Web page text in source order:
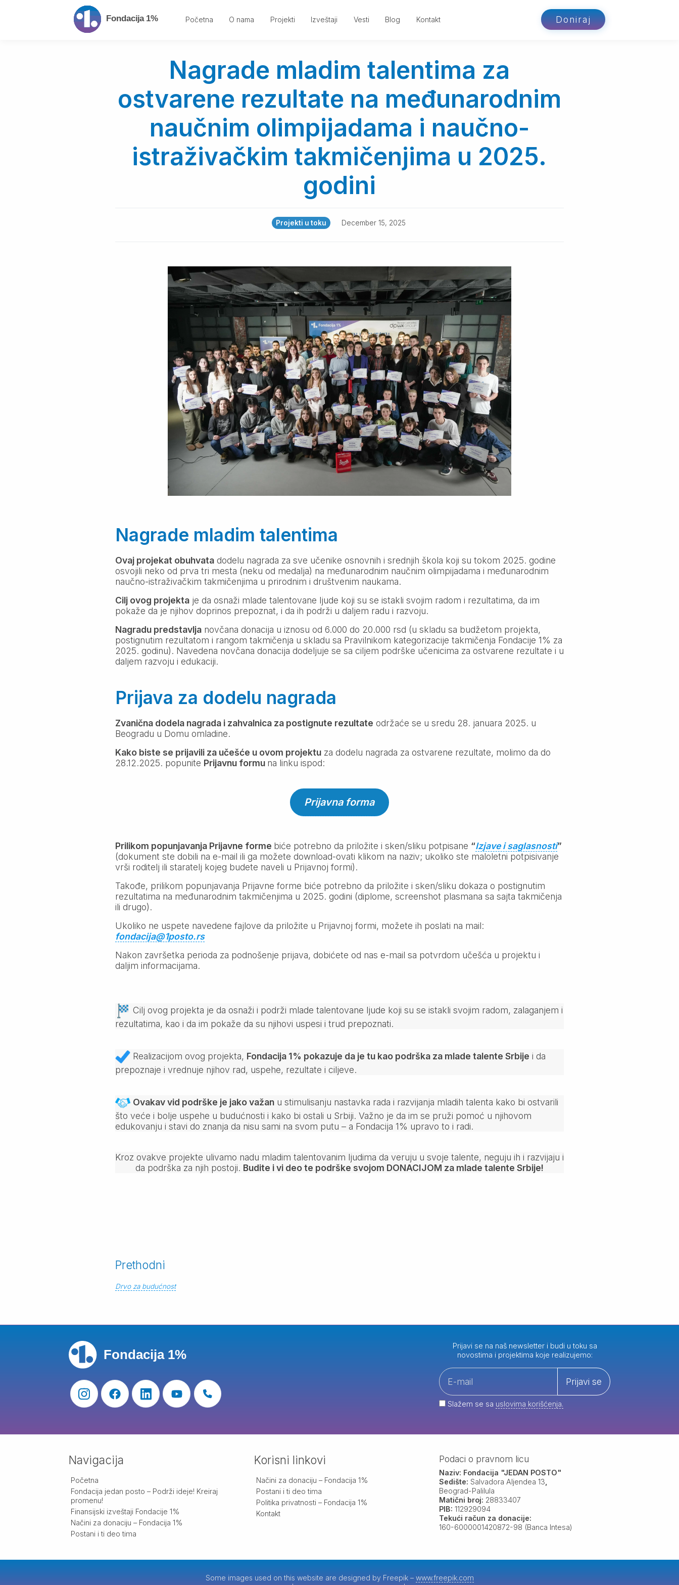
Početna O nama Projekti Izveštaji Vesti Blog Kontakt Doniraj
Nagrade mladim talentima za
ostvarene rezultate na međunarodnim
naučnim olimpijadama i naučno-
istraživačkim takmičenjima u 2025.
godini
Projekti u toku December 15, 2025
Nagrade mladim talentima
Ovaj projekat obuhvatadodelu nagrada za sve učenike osnovnih i srednjih škola koji su tokom 2025. godine
osvojili neko od prva tri mesta (neku od medalja) na međunarodnim naučnim olimpijadama i međunarodnim
naučno-istraživačkim takmičenjima u prirodnim i društvenim naukama.
Cilj ovog projektaje da osnaži mlade talentovane ljude koji su se istakli svojim radom i rezultatima, da im
pokaže da je njihov doprinos prepoznat, i da ih podrži u daljem radu i razvoju.
Nagradu predstavljanovčana donacija u iznosu od 6.000 do 20.000 rsd (u skladu sa budžetom projekta,
postignutim rezultatom i rangom takmičenja u skladu sa Pravilnikom kategorizacije takmičenja Fondacije 1% za
2025. godinu). Navedena novčana donacija dodeljuje se sa ciljem podrške učenicima za ostvarene rezultate i u
daljem razvoju i edukaciji.
Prijava za dodelu nagrada
Zvanična dodela nagrada i zahvalnica za postignute rezultate održaće se u sredu 28. januara 2025. u
Beogradu u Domu omladine.
Kako biste se prijavili za učešće u ovom projektuza dodelu nagrada za ostvarene rezultate, molimo da do
28.12.2025. popunite Prijavnu formu na linku ispod:
Prijavna forma
Prilikom popunjavanja Prijavne forme biće potrebno da priložite i sken/sliku potpisane “Izjave i saglasnosti”
(dokument ste dobili na e-mail ili ga možete download-ovati klikom na naziv; ukoliko ste maloletni potpisivanje
vrši roditelj ili staratelj kojeg budete naveli u Prijavnoj formi).
Takođe, prilikom popunjavanja Prijavne forme biće potrebno da priložite i sken/sliku dokaza o postignutim
rezultatima na međunarodnim takmičenjima u 2025. godini (diplome, screenshot plasmana sa sajta takmičenja
ili drugo).
Ukoliko ne uspete navedene fajlove da priložite u Prijavnoj formi, možete ih poslati na mail:
fondacija@1posto.rs
Nakon završetka perioda za podnošenje prijava, dobićete od nas e-mail sa potvrdom učešća u projektu i
daljim informacijama.
Cilj ovog projekta je da osnaži i podrži mlade talentovane ljude koji su se istakli svojim radom, zalaganjem i
rezultatima, kao i da im pokaže da su njihovi uspesi i trud prepoznati.
Realizacijom ovog projekta, Fondacija 1% pokazuje da je tu kao podrška za mlade talente Srbije i da
prepoznaje i vrednuje njihov rad, uspehe, rezultate i ciljeve.
Ovakav vid podrške je jako važanu stimulisanju nastavka rada i razvijanja mladih talenta kako bi ostvarili
što veće i bolje uspehe u budućnosti i kako bi ostali u Srbiji. Važno je da im se pruži pomoć u njihovom
edukovanju i stavi do znanja da nisu sami na svom putu – a Fondacija 1% upravo to i radi.
Kroz ovakve projekte ulivamo nadu mladim talentovanim ljudima da veruju u svoje talente, neguju ih i razvijaju i
da podrška za njih postoji. Budite i vi deo te podrške svojom DONACIJOM za mlade talente Srbije!
Prethodni
Drvo za budućnost
Prijavi se na naš newsletter i budi u toku sa
novostima i projektima koje realizujemo:
Prijavi se
Slažem se sa uslovima korišćenja.
Navigacija
Početna
Fondacija jedan posto – Podrži ideje! Kreiraj
promenu!
Finansijski izveštaji Fondacije 1%
Načini za donaciju – Fondacija 1%
Postani i ti deo tima
Korisni linkovi
Načini za donaciju – Fondacija 1%
Postani i ti deo tima
Politika privatnosti – Fondacija 1%
Kontakt
Podaci o pravnom licu
Naziv: Fondacija "JEDAN POSTO"
Sedište: Salvadora Aljendea 13
Beograd-Palilula
Matični broj: 28833407
PIB:112929094
Tekući račun za donacije:
160-6000001420872-98 (Banca Intesa)
Some images used on this website are designed by Freepik – www.freepik.com